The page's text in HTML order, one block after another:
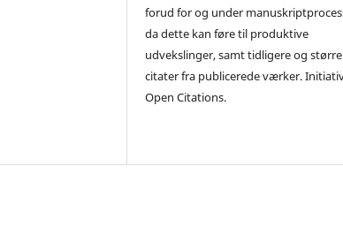
forud for og under
da dette kan føre til produktive
udvekslinger, samt tidligere og større
citater fra publicerede værker.
Open Citations.